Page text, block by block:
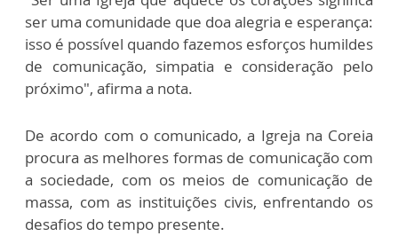
ser uma comunidade que doa alegria e esperança:
isso é possível quando fazemos esforços humildes
de comunicação, simpatia e consideração pelo
próximo", afirma a nota.
De acordo com o comunicado, a Igreja na Coreia
procura as melhores formas de comunicação com
a sociedade, com os meios de comunicação de
massa, com as instituições civis, enfrentando os
desafios do tempo presente.